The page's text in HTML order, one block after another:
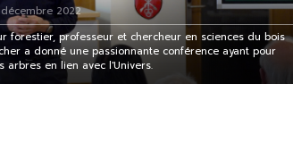
décembre 2022
forestier, professeur et chercheur en sciences du bois
a donné une passionnante conférence ayant pour
arbres en lien avec l'Univers.